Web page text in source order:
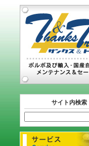
サイト内検索